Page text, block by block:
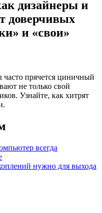
дизайнеры и
доверчивых
и «свои»
прячется циничный
не только свой
Узнайте, как хитрят
всегда
нужно для выхода